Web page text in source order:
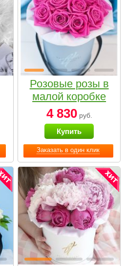
Заказать в один клик
Розовые розы в
малой коробке
4 830руб.
Купить